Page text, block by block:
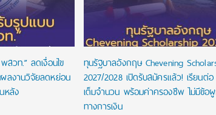
วท.” ลดเงื่อนไข
ลงานวิจัยลดหย่อน
หลัง
ทุนรัฐบาลอังกฤษ Chevening
2027/2028 เปิดรับสมัครแล้ว! เรียนต่
เต็มจำนวน พร้อมค่าครองชีพ ไม่มีข้อ
ทางการเงิน